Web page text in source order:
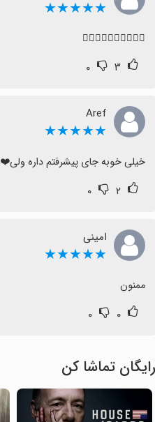
★★★★★
👍🏻👍🏻👍🏻👍🏻👍🏻
۳ ۰
Aref
★★★★★
خیلی خوبه جای پیشرفتم داره ولی❤️
۲ ۰
امینی
★★★★★
ممنون
۰ ۰
رایگان تماشا کن